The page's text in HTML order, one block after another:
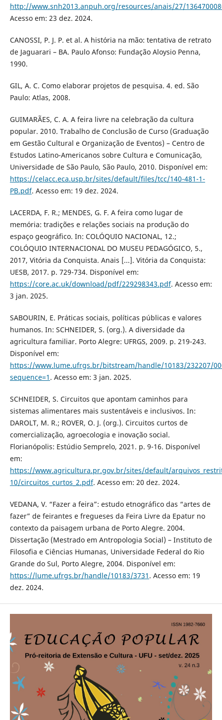
http://www.snh2013.anpuh.org/resources/anais/27/
Acesso em: 23 dez. 2024.
CANOSSI, P. J. P. et al. A história na mão: tentativa de retrato
de Jaguarari – BA. Paulo Afonso: Fundação Aloysio Penna,
1990.
GIL, A. C. Como elaborar projetos de pesquisa. 4. ed. São
Paulo: Atlas, 2008.
GUIMARÃES, C. A. A feira livre na celebração da cultura
popular. 2010. Trabalho de Conclusão de Curso (Graduação
em Gestão Cultural e Organização de Eventos) – Centro de
Estudos Latino-Americanos sobre Cultura e Comunicação,
Universidade de São Paulo, São Paulo, 2010. Disponível em:
https://celacc.eca.usp.br/sites/default/files/tcc/140-481-1-
PB.pdf. Acesso em: 19 dez. 2024.
LACERDA, F. R.; MENDES, G. F. A feira como lugar de
memória: tradições e relações sociais na produção do
espaço geográfico. In: COLÓQUIO NACIONAL, 12.;
COLÓQUIO INTERNACIONAL DO MUSEU PEDAGÓGICO, 5.,
2017, Vitória da Conquista. Anais [...]. Vitória da Conquista:
UESB, 2017. p. 729-734. Disponível em:
https://core.ac.uk/download/pdf/229298343.pdf. Acesso em:
3 jan. 2025.
SABOURIN, E. Práticas sociais, políticas públicas e valores
humanos. In: SCHNEIDER, S. (org.). A diversidade da
agricultura familiar. Porto Alegre: UFRGS, 2009. p. 219-243.
Disponível em:
https://www.lume.ufrgs.br/bitstream/handle/10183/232207/
sequence=1 . Acesso em: 3 jan. 2025.
SCHNEIDER, S. Circuitos que apontam caminhos para
sistemas alimentares mais sustentáveis e inclusivos. In:
DAROLT, M. R.; ROVER, O. J. (org.). Circuitos curtos de
comercialização, agroecologia e inovação social.
Florianópolis: Estúdio Semprelo, 2021. p. 9-16. Disponível
em:
https://www.agricultura.pr.gov.br/sites/default/
10/circuitos_curtos_2.pdf. Acesso em: 20 dez. 2024.
VEDANA, V. “Fazer a feira”: estudo etnográfico das “artes de
fazer” de feirantes e fregueses da Feira Livre da Epatur no
contexto da paisagem urbana de Porto Alegre. 2004.
Dissertação (Mestrado em Antropologia Social) – Instituto de
Filosofia e Ciências Humanas, Universidade Federal do Rio
Grande do Sul, Porto Alegre, 2004. Disponível em:
https://lume.ufrgs.br/handle/10183/3731 . Acesso em: 19
dez. 2024.